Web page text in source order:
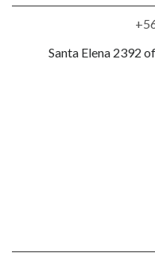
Santa Elena 2392